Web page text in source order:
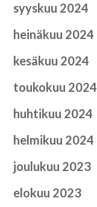
syyskuu 2024
heinäkuu 2024
kesäkuu 2024
toukokuu 2024
huhtikuu 2024
helmikuu 2024
joulukuu 2023
elokuu 2023